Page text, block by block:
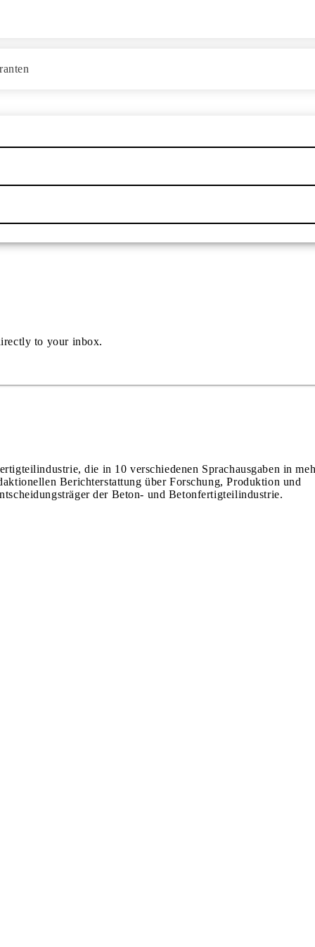
to your inbox.
die in 10 verschiedenen Sprachausgaben in
Berichterstattung über Forschung, Produktion und
der Beton- und Betonfertigteilindustrie.